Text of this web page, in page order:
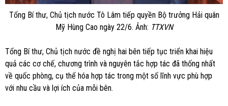
Tổng Bí thư, Chủ tịch nước Tô Lâm tiếp quyền Bộ trưởng Hải quân
Mỹ Hùng Cao ngày 22/6. Ảnh: TTXVN
Tổng Bí thư, Chủ tịch nước đề nghị hai bên tiếp tục triển khai hiệu
quả các cơ chế, chương trình và nguyên tắc hợp tác đã thống nhất
về quốc phòng, cụ thể hóa hợp tác trong một số lĩnh vực phù hợp
với nhu cầu và lợi ích của mỗi bên.